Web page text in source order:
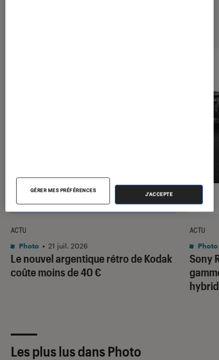
Le nouvel argentique rétro de Kodak
coûte moins de 40 €
ACTU
Photo • 21 juil. 2026
Sony
ACTU
Photo
Les plus lus dans Photo
GÉRER MES PRÉFÉRENCES
J'ACCEPTE